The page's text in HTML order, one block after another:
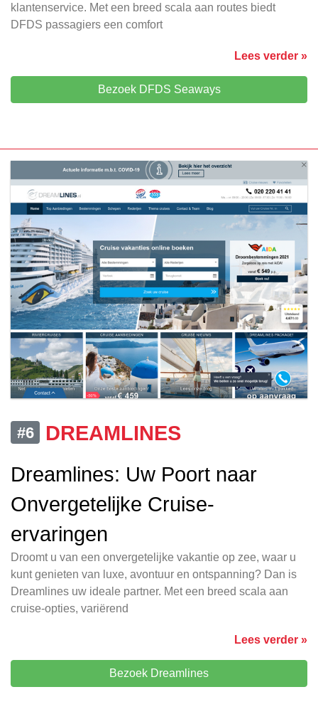
klantenservice. Met een breed scala aan routes biedt
DFDS passagiers een comfort
Lees verder »
Bezoek DFDS Seaways
#6
DREAMLINES
Dreamlines: Uw Poort naar
Onvergetelijke Cruise-
ervaringen
Droomt u van een onvergetelijke vakantie op zee, waar u
kunt genieten van luxe, avontuur en ontspanning? Dan is
Dreamlines uw ideale partner. Met een breed scala aan
cruise-opties, variërend
Lees verder »
Bezoek Dreamlines